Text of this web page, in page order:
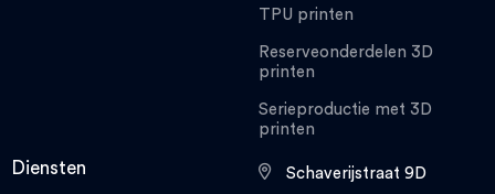
TPU printen
Reserveonderdelen 3D
printen
Serieproductie met 3D
printen
Diensten
Schaverijstraat 9D